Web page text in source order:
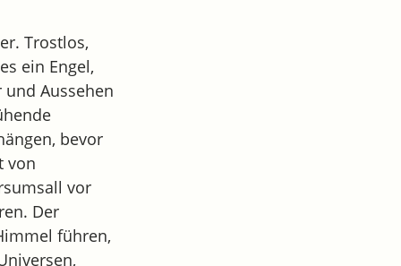
Trostlos,
ein Engel,
Aussehen
bevor
von
vor
Der
führen,